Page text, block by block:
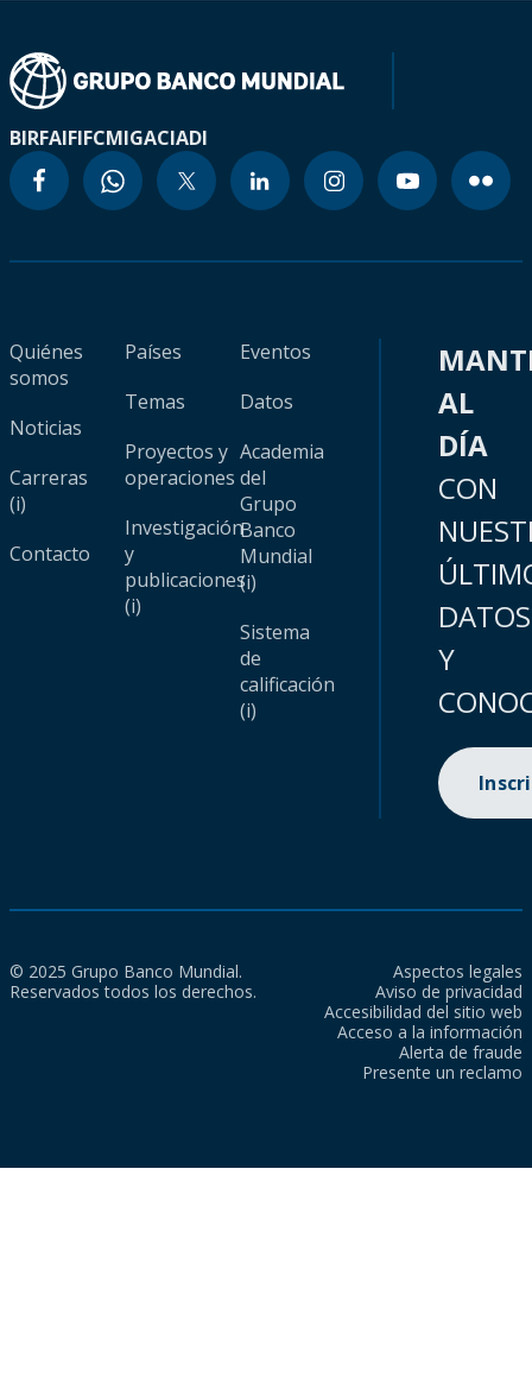
BIRFAIFIFCMIGACIADI
Quiénes
somos
Noticias
Carreras
(i)
Contacto
Países
Temas
Proyectos y
operaciones
Investigación
y
publicaciones
(i)
Eventos
Datos
Academia
del
Grupo
Banco
Mundial
(i)
Sistema
de
calificación
(i)
AL
DÍA
CON
DATOS
Y
© 2025 Grupo Banco Mundial.
Reservados todos los derechos.
Aspectos legales
Aviso de privacidad
Accesibilidad del sitio web
Acceso a la información
Alerta de fraude
Presente un reclamo